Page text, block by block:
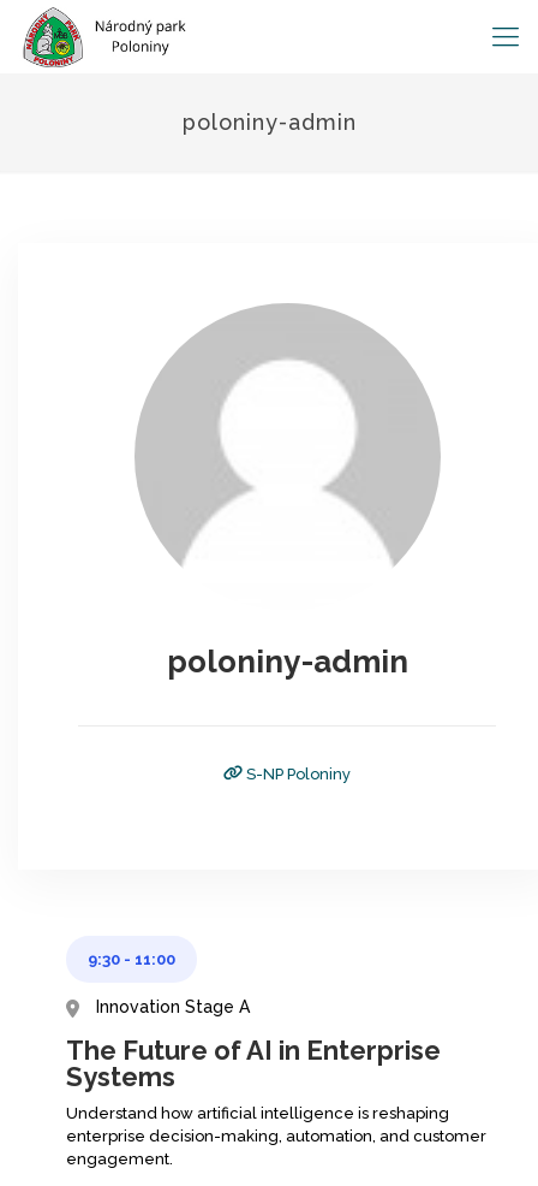
poloniny-admin
poloniny-admin
S-NP Poloniny
9:30 - 11:00
Innovation Stage A
The Future of AI in Enterprise
Systems
Understand how artificial intelligence is reshaping
enterprise decision-making, automation, and customer
engagement.